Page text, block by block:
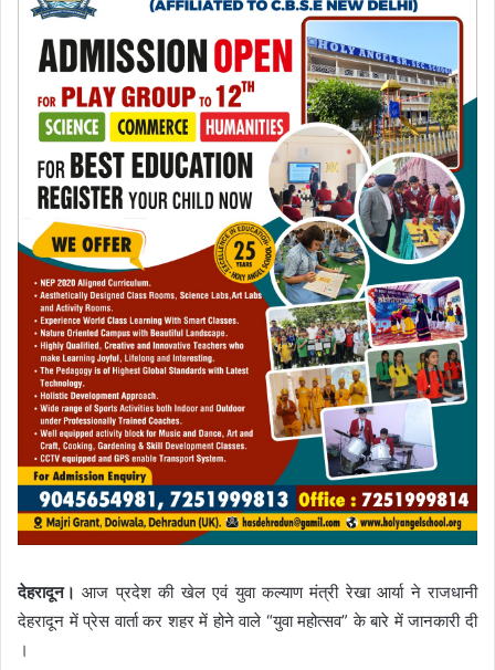
देहरादून। आज प्रदेश की खेल एवं युवा कल्याण मंत्री रेखा आर्या ने राजधानी
देहरादून में प्रेस वार्ता कर शहर में होने वाले “युवा महोत्सव” के बारे में जानकारी दी
।